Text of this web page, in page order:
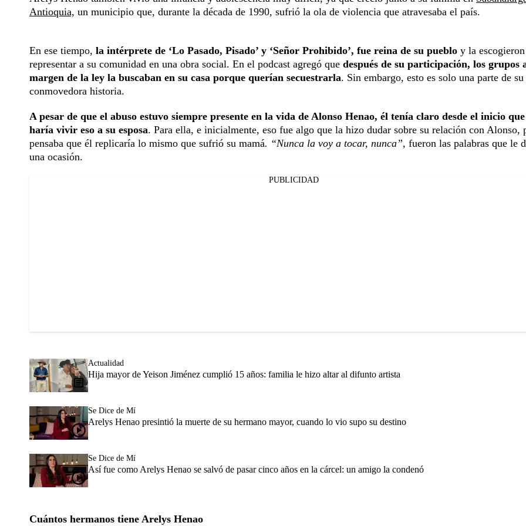
Antioquia, un municipio que, durante la década de 1990, sufrió la ola de violencia que atravesaba el país.
En ese tiempo, la intérprete de ‘Lo Pasado, Pisado’ y ‘Señor Prohibido’, fue reina de su pueblo y la
representar a su comunidad en una obra social. En el podcast agregó que después de su participación, los grupos
margen de la ley la buscaban en su casa porque querían secuestrarla. Sin embargo, esto es solo una parte de su
conmovedora historia.
A pesar de que el abuso estuvo siempre presente en la vida de Alonso Henao, él tenía claro desde el inicio
haría vivir eso a su esposa. Para ella, e inicialmente, eso fue algo que la hizo dudar sobre su relación con Alonso,
pensaba que él replicaría lo mismo que sufrió su mamá. “Nunca la voy a tocar, nunca”, fueron las palabras que le
una ocasión.
PUBLICIDAD
Actualidad
Hija mayor de Yeison Jiménez cumplió 15 años: familia le hizo altar al difunto artista
Se Dice de Mí
Arelys Henao presintió la muerte de su hermano mayor, cuando lo vio supo su destino
Se Dice de Mí
Así fue como Arelys Henao se salvó de pasar cinco años en la cárcel: un amigo la condenó
Cuántos hermanos tiene Arelys Henao